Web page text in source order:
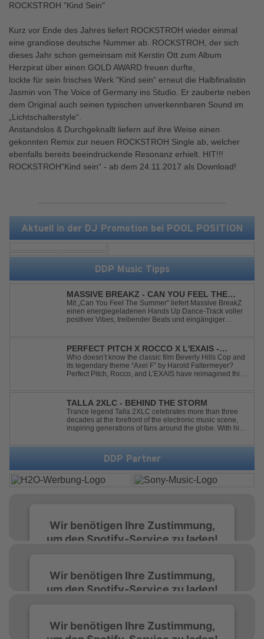
Aktuell in der DJ Promotion bei POOL POSITION
DDP Music Tipps
MASSIVE BREAKZ - CAN YOU FEEL THE
SUMMER
Mit „Can You Feel The Summer“ liefert Massive BreakZ
einen energiegeladenen Hands Up Dance-Track voller
positiver Vibes, treibender Beats und eingängiger
Tanzfläche – perfekt für Clubs, Festivals...
PERFECT PITCH X ROCCO X L'EXAIS -
DANCING ON FIRE
Who doesn’t know the classic film Beverly Hills Cop and
its legendary theme “Axel F” by Harold Faltermeyer?
Perfect Pitch, Rocco, and L’EXAIS have reimagined this
production style, they respectf...
TALLA 2XLC - BEHIND THE STORM
Trance legend Talla 2XLC celebrates more than three
decades at the forefront of the electronic music scene,
inspiring generations of fans around the globe. With his
showcases his unmistakable sound, delivering Uplifting
Vocal Trance at its very ...
DDP Partner
Wir benötigen Ihre Zustimmung,
um den Spotify-Service zu laden!
einzubetten. Dieser Service kann Daten zu
Ihren Aktivitäten sammeln. Bitte lesen Sie die
Wir benötigen Ihre Zustimmung,
um den Spotify-Service zu laden!
einzubetten. Dieser Service kann Daten zu
Wir benötigen Ihre Zustimmung,
ROCKSTROH "Kind Sein"
Kurz vor Ende des Jahres liefert ROCKSTROH wieder einmal
eine grandiose deutsche Nummer ab. ROCKSTROH, der sich
dieses Jahr schon gemeinsam mit Kerstin Ott zum Album
Herzpirat über einen GOLD AWARD freuen durfte,
lockte für sein frisches Werk "Kind sein“ erneut die Halbfinalistin
Jasmin von The Voice of Germany ins Studio. Er zauberte neben
dem Original auch seinen typischen unverkennbaren Sound im
„Lichtschalterstyle“.
Anstandslos & Durchgeknallt liefern auf ihre Weise einen
gekonnten Remix zur neuen ROCKSTROH Single ab, welcher
ebenfalls bereits beeindruckende Resonanz erhielt. HIT!!!
ROCKSTROH"Kind sein“ - ab dem 24.11.2017 als Download!